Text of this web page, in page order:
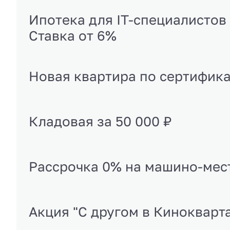
Ипотека для IT-специалистов
Ставка от 6%
Новая квартира по
Кладовая за 50 000 ₽
Рассрочка 0% на машино-
Акция "С другом в